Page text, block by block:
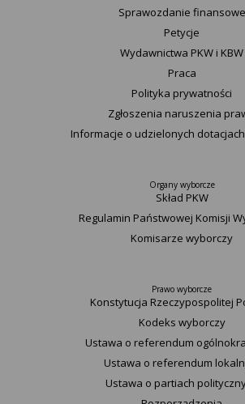
Sprawozdanie finansowe
Petycje
Wydawnictwa PKW i KBW
Praca
Polityka prywatności
Zgłoszenia naruszenia
Informacje o udzielonych
Organy wyborcze
Skład PKW
Regulamin Państwowej Komisji
Komisarze wyborczy
Prawo wyborcze
Konstytucja Rzeczypospolitej
Kodeks wyborczy
Ustawa o referendum
Ustawa o referendum
Ustawa o partiach